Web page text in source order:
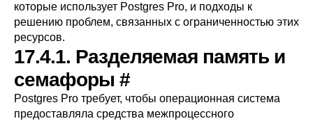
которые использует Postgres Pro, и подходы к
решению проблем, связанных с ограниченностью этих
ресурсов.
17.4.1. Разделяемая память и
семафоры #
Postgres Pro требует, чтобы операционная система
предоставляла средства межпроцессного